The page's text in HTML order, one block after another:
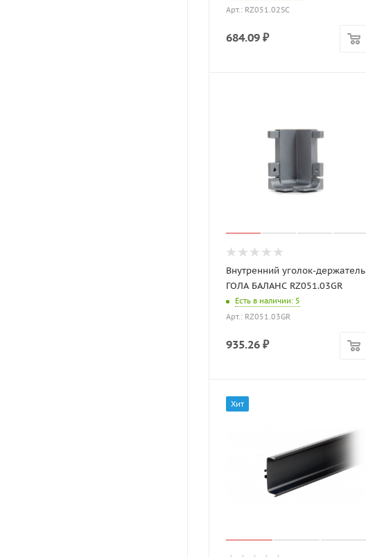
Арт.: RZ051.02SC
684.09 ₽
Внутренний уголок-держатель
ГОЛА БАЛАНС RZ051.03GR
Есть в наличии: 5
Арт.: RZ051.03GR
935.26 ₽
Хит